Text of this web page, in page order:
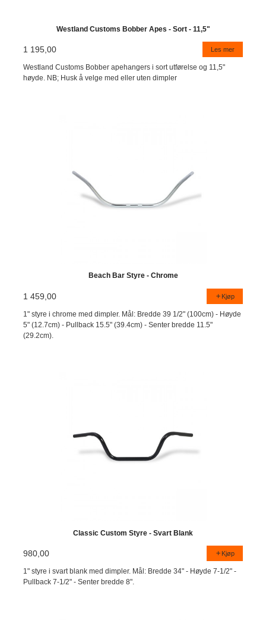
Westland Customs Bobber Apes - Sort - 11,5"
1 195,00 Les mer
Westland Customs Bobber apehangers i sort utførelse og 11,5"
høyde. NB; Husk å velge med eller uten dimpler
Beach Bar Styre - Chrome
1 459,00 Kjøp
1" styre i chrome med dimpler. Mål: Bredde 39 1/2" (100cm) - Høyde
5" (12.7cm) - Pullback 15.5" (39.4cm) - Senter bredde 11.5"
(29.2cm).
Classic Custom Styre - Svart Blank
980,00 Kjøp
1" styre i svart blank med dimpler. Mål: Bredde 34" - Høyde 7-1/2" -
Pullback 7-1/2" - Senter bredde 8".